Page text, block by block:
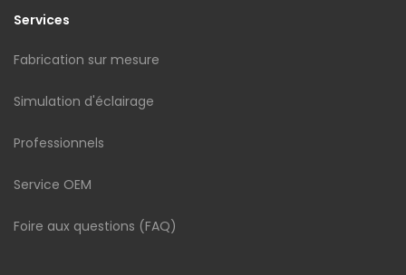
Services
Fabrication sur mesure
Simulation d'éclairage
Professionnels
Service OEM
Foire aux questions (FAQ)